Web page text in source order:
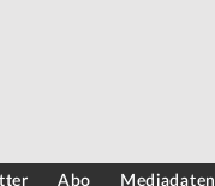
Abo Mediadaten